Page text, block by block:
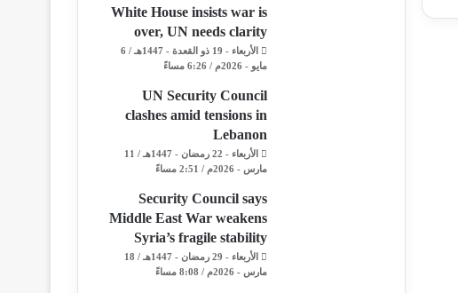
White House insists war is
over, UN needs clarity
الأربعاء - 19 ذو القعدة - 1447هـ / 6
مايو - 2026م / 6:26 مساءً
UN Security Council
clashes amid tensions in
Lebanon
الأربعاء - 22 رمضان - 1447هـ / 11
مارس - 2026م / 2:51 مساءً
Security Council says
Middle East War weakens
Syria’s fragile stability
الأربعاء - 29 رمضان - 1447هـ / 18
مارس - 2026م / 8:08 مساءً